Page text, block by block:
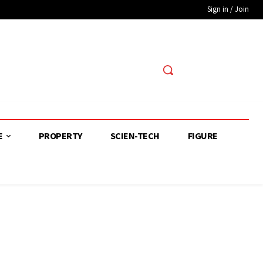
Sign in / Join
PROPERTY SCIEN-TECH FIGURE